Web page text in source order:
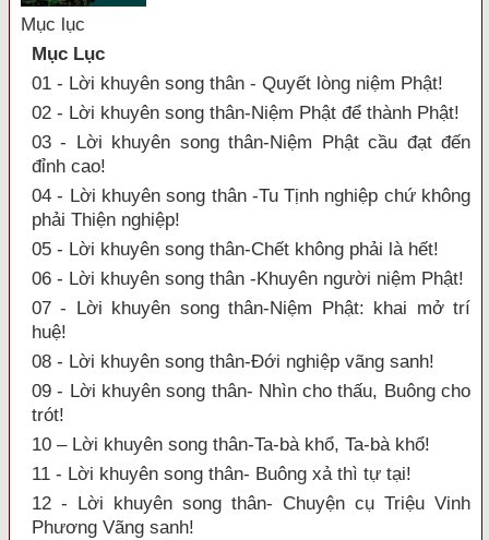
Mục lục
Mục Lục
01 - Lời khuyên song thân - Quyết lòng niệm Phật!
02 - Lời khuyên song thân-Niệm Phật để thành Phật!
03 - Lời khuyên song thân-Niệm Phật cầu đạt đến
đỉnh cao!
04 - Lời khuyên song thân -Tu Tịnh nghiệp chứ không
phải Thiện nghiệp!
05 - Lời khuyên song thân-Chết không phải là hết!
06 - Lời khuyên song thân -Khuyên người niệm Phật!
07 - Lời khuyên song thân-Niệm Phật: khai mở trí
huệ!
08 - Lời khuyên song thân-Đới nghiệp vãng sanh!
09 - Lời khuyên song thân- Nhìn cho thấu, Buông cho
trót!
10 – Lời khuyên song thân-Ta-bà khổ, Ta-bà khổ!
11 - Lời khuyên song thân- Buông xả thì tự tại!
12 - Lời khuyên song thân- Chuyện cụ Triệu Vinh
Phương Vãng sanh!